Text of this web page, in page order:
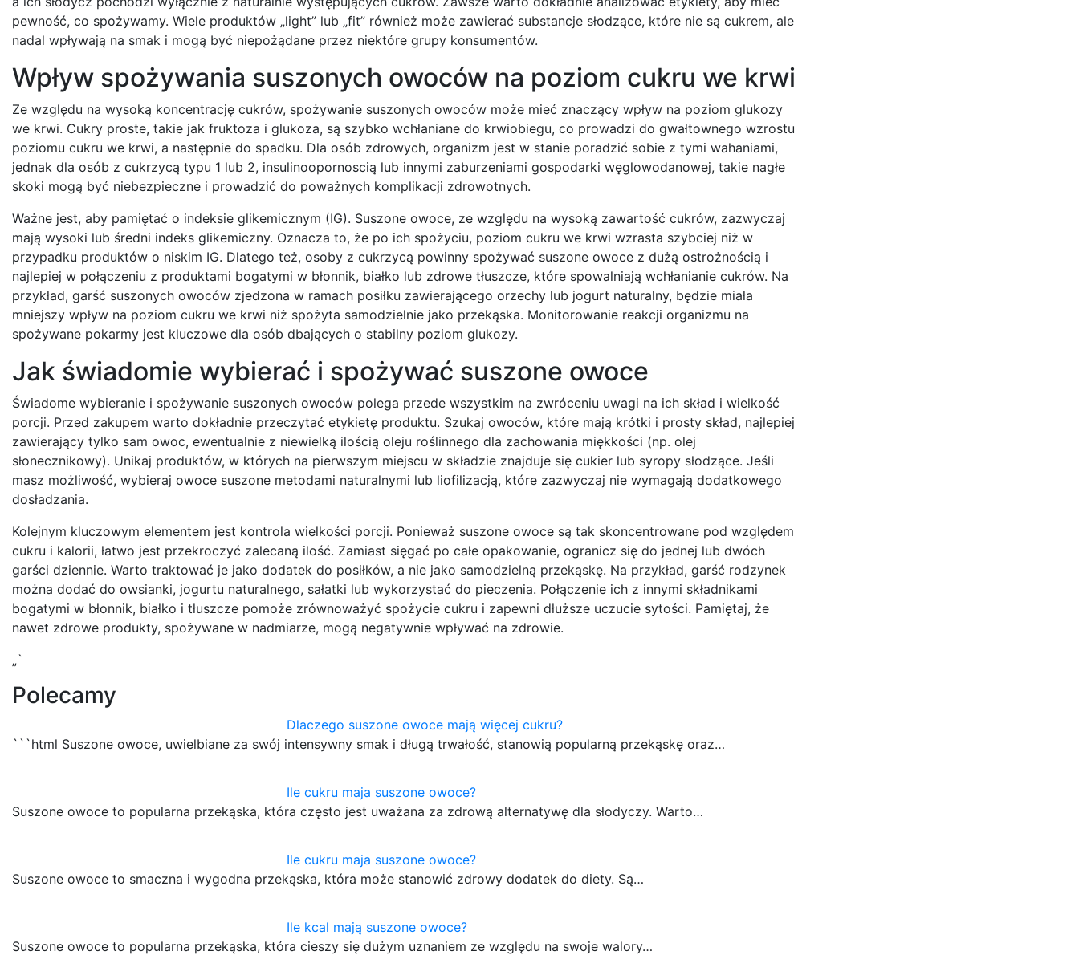
pewność, co spożywamy. Wiele produktów „light” lub „fit” również może zawierać substancje słodzące, które nie są cukrem, ale
nadal wpływają na smak i mogą być niepożądane przez niektóre grupy konsumentów.
Wpływ spożywania suszonych owoców na poziom cukru we krwi
Ze względu na wysoką koncentrację cukrów, spożywanie suszonych owoców może mieć znaczący wpływ na poziom glukozy
we krwi. Cukry proste, takie jak fruktoza i glukoza, są szybko wchłaniane do krwiobiegu, co prowadzi do gwałtownego wzrostu
poziomu cukru we krwi, a następnie do spadku. Dla osób zdrowych, organizm jest w stanie poradzić sobie z tymi wahaniami,
jednak dla osób z cukrzycą typu 1 lub 2, insulinoopornoscią lub innymi zaburzeniami gospodarki węglowodanowej, takie nagłe
skoki mogą być niebezpieczne i prowadzić do poważnych komplikacji zdrowotnych.
Ważne jest, aby pamiętać o indeksie glikemicznym (IG). Suszone owoce, ze względu na wysoką zawartość cukrów, zazwyczaj
mają wysoki lub średni indeks glikemiczny. Oznacza to, że po ich spożyciu, poziom cukru we krwi wzrasta szybciej niż w
przypadku produktów o niskim IG. Dlatego też, osoby z cukrzycą powinny spożywać suszone owoce z dużą ostrożnością i
najlepiej w połączeniu z produktami bogatymi w błonnik, białko lub zdrowe tłuszcze, które spowalniają wchłanianie cukrów. Na
przykład, garść suszonych owoców zjedzona w ramach posiłku zawierającego orzechy lub jogurt naturalny, będzie miała
mniejszy wpływ na poziom cukru we krwi niż spożyta samodzielnie jako przekąska. Monitorowanie reakcji organizmu na
spożywane pokarmy jest kluczowe dla osób dbających o stabilny poziom glukozy.
Jak świadomie wybierać i spożywać suszone owoce
Świadome wybieranie i spożywanie suszonych owoców polega przede wszystkim na zwróceniu uwagi na ich skład i wielkość
porcji. Przed zakupem warto dokładnie przeczytać etykietę produktu. Szukaj owoców, które mają krótki i prosty skład, najlepiej
zawierający tylko sam owoc, ewentualnie z niewielką ilością oleju roślinnego dla zachowania miękkości (np. olej
słonecznikowy). Unikaj produktów, w których na pierwszym miejscu w składzie znajduje się cukier lub syropy słodzące. Jeśli
masz możliwość, wybieraj owoce suszone metodami naturalnymi lub liofilizacją, które zazwyczaj nie wymagają dodatkowego
dosładzania.
Kolejnym kluczowym elementem jest kontrola wielkości porcji. Ponieważ suszone owoce są tak skoncentrowane pod względem
cukru i kalorii, łatwo jest przekroczyć zalecaną ilość. Zamiast sięgać po całe opakowanie, ogranicz się do jednej lub dwóch
garści dziennie. Warto traktować je jako dodatek do posiłków, a nie jako samodzielną przekąskę. Na przykład, garść rodzynek
można dodać do owsianki, jogurtu naturalnego, sałatki lub wykorzystać do pieczenia. Połączenie ich z innymi składnikami
bogatymi w błonnik, białko i tłuszcze pomoże zrównoważyć spożycie cukru i zapewni dłuższe uczucie sytości. Pamiętaj, że
nawet zdrowe produkty, spożywane w nadmiarze, mogą negatywnie wpływać na zdrowie.
„`
Polecamy
Dlaczego suszone owoce mają więcej cukru?
```html Suszone owoce, uwielbiane za swój intensywny smak i długą trwałość, stanowią popularną przekąskę oraz…
Ile cukru maja suszone owoce?
Suszone owoce to popularna przekąska, która często jest uważana za zdrową alternatywę dla słodyczy. Warto…
Ile cukru maja suszone owoce?
Suszone owoce to smaczna i wygodna przekąska, która może stanowić zdrowy dodatek do diety. Są…
Ile kcal mają suszone owoce?
Suszone owoce to popularna przekąska, która cieszy się dużym uznaniem ze względu na swoje walory…